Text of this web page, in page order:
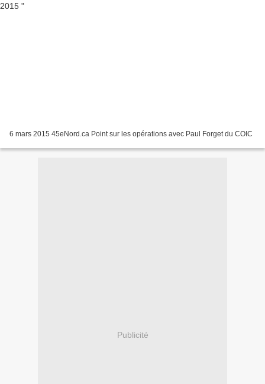
6 mars 2015 45eNord.ca Point sur les opérations avec Paul Forget du COIC
Publicité